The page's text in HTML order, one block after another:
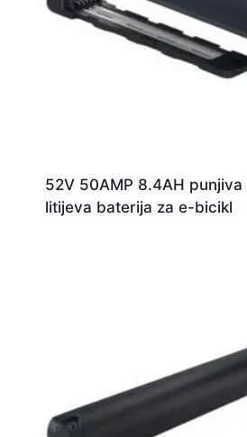
52V 50AMP 8.4AH punjiva
litijeva baterija za e-bicikl